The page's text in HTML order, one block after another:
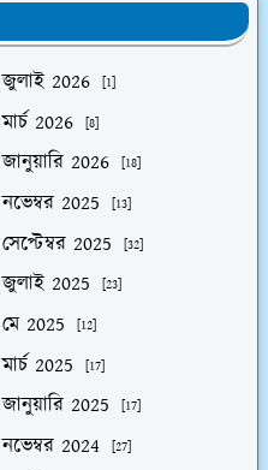
জুলাই 2026 [1]
মার্চ 2026 [8]
জানুয়ারি 2026 [18]
নভেম্বর 2025 [13]
সেপ্টেম্বর 2025 [32]
জুলাই 2025 [23]
মে 2025 [12]
মার্চ 2025 [17]
জানুয়ারি 2025 [17]
নভেম্বর 2024 [27]